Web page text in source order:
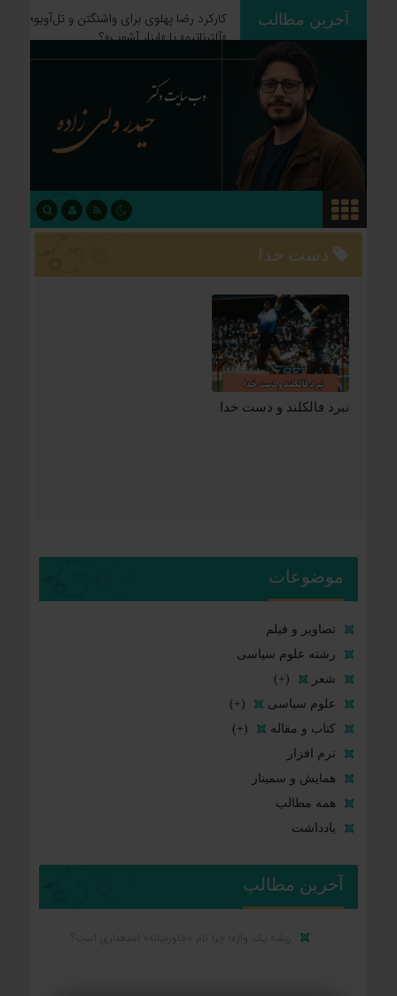
آخرین مطالب
چگونه فاتحان نام کشورهای امروز را
نوشتند؟
دست خدا
نبرد فالکلند و دست خدا
موضوعات
تصاویر و فیلم
رشته علوم سیاسی
شعر
(+)
علوم سیاسی
(+)
کتاب و مقاله
(+)
نرم افزار
همایش و سمینار
همه مطالب
یادداشت
آخرین مطالب
ریشه یک واژه؛ چرا نام «خاورمیانه» استعماری است؟